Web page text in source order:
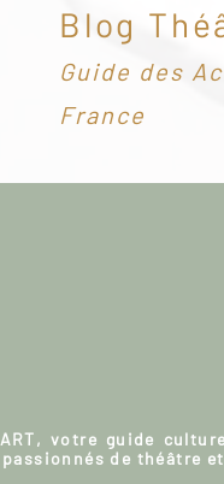
Blog
Guide des
France
votre guide
de théâtre